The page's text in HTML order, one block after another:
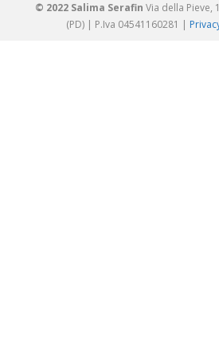
© 2022 Salima Serafin Via della Pieve,
(PD) | P.Iva 04541160281 |